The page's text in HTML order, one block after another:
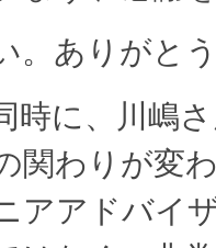
。ありがと
、川嶋さ
関わりが変
アアドバイ